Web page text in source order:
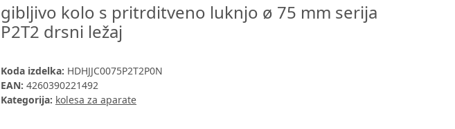
gibljivo kolo s pritrditveno luknjo ø 75 mm serija
P2T2 drsni ležaj
Koda izdelka: HDHJJC0075P2T2P0N
EAN: 4260390221492
Kategorija: kolesa za aparate